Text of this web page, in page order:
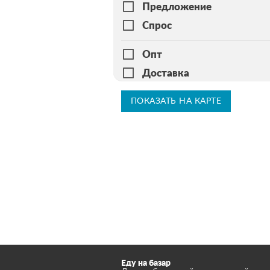
Предложение
Спрос
Опт
Доставка
ПОКАЗАТЬ НА КАРТЕ
Еду на базар